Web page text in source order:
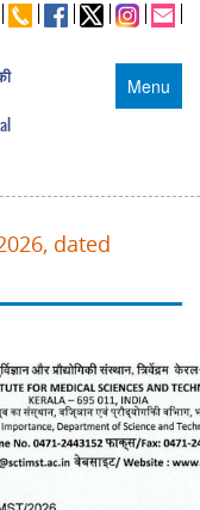
Menu
dated